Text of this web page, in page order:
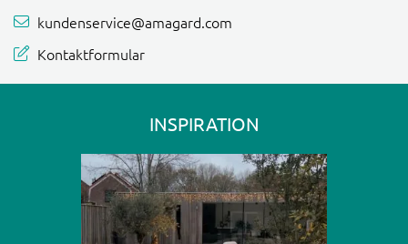
kundenservice@amagard.com
Kontaktformular
INSPIRATION